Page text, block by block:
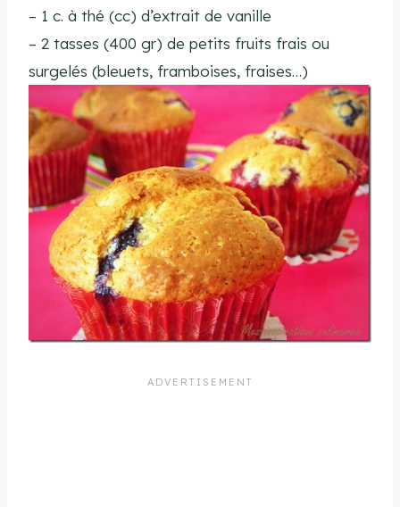
– 1 c. à thé (cc) d’extrait de vanille
– 2 tasses (400 gr) de petits fruits frais ou
surgelés (bleuets, framboises, fraises…)